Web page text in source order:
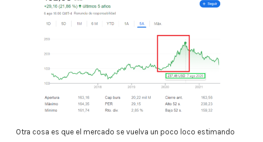
Otra cosa es que el mercado se vuelva un poco loco estimando